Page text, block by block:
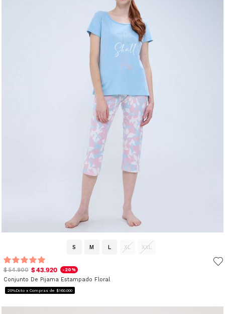
S M L XL XXL
$ 54.900 $ 43.920 -20%
Conjunto De Pijama Estampado Floral
20%Dcto x Compras de $160.000